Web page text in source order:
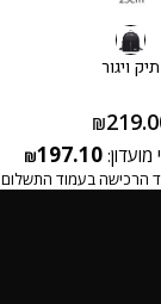
תיק ויגור
₪
מועדון: ₪197.10
הרכישה בעמוד התשלום